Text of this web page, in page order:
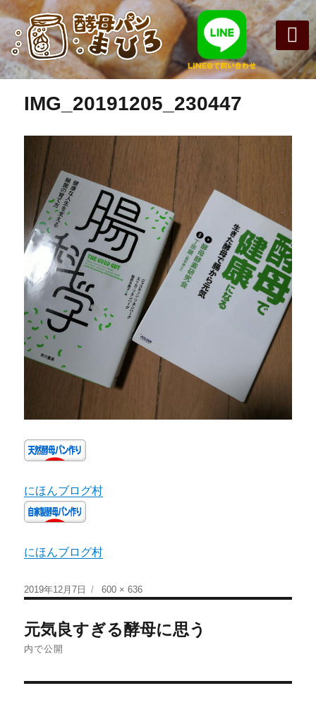
前の画像
IMG_20191205_230447
にほんブログ村
にほんブログ村
2019年12月7日 600 × 636
元気良すぎる酵母に思う
内で公開